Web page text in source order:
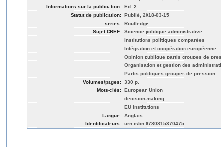
Informations sur la publication: Ed. 2
Statut de publication: Publié, 2018-03-15
series: Routledge
Sujet CREF: Science politique administrative
Institutions politiques comparées
Intégration et coopération européenne
Opinion publique partis groupes de
Organisation et gestion des
Partis politiques groupes de pression
Volumes/pages: 330 p.
Mots-clés: European Union
decision-making
EU institutions
Langue: Anglais
Identificateurs: urn:isbn:9780815370475